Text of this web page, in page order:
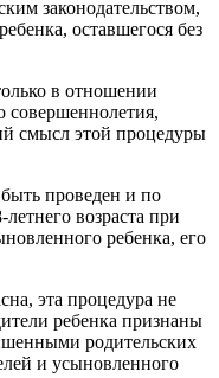
законодательством,
оставшегося без
в отношении
совершеннолетия,
смысл этой процедуры
проведен и по
возраста при
ребенка, его
эта процедура не
ребенка признаны
родительских
и усыновленного